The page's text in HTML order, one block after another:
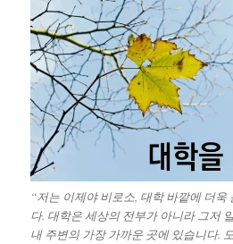
“저는 이제야 비로소, 대학 바깥에 더
다. 대학은 세상의 전부가 아니라 그저
내 주변의 가장 가까운 곳에 있습니다.